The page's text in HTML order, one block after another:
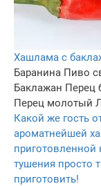
Хашлама с
Баранина Пиво
Баклажан Перец
Перец молотый
Какой же гость
ароматнейшей
приготовленной
тушения просто
приготовить!